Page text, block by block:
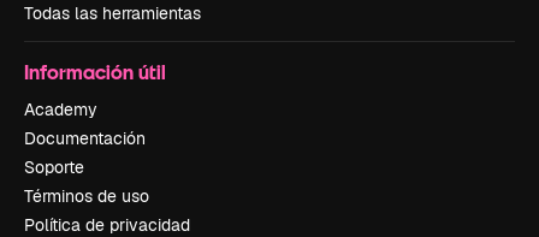
Todas las herramientas
Información útil
Academy
Documentación
Soporte
Términos de uso
Política de privacidad